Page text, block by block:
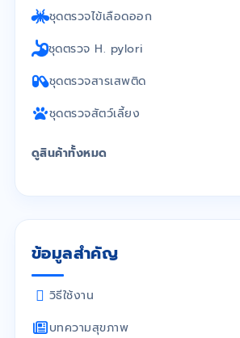
ชุดตรวจไข้เลือดออก
ชุดตรวจ H. pylori
ชุดตรวจสารเสพติด
ชุดตรวจสัตว์เลี้ยง
ดูสินค้าทั้งหมด
ข้อมูลสำคัญ
วิธีใช้งาน
บทความสุขภาพ